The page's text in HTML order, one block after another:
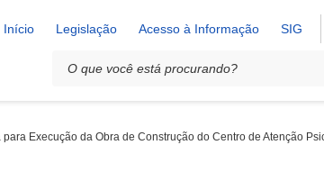
Início Legislação Acesso à Informação SIG
Execução da Obra de Construção do Centro de Atenção